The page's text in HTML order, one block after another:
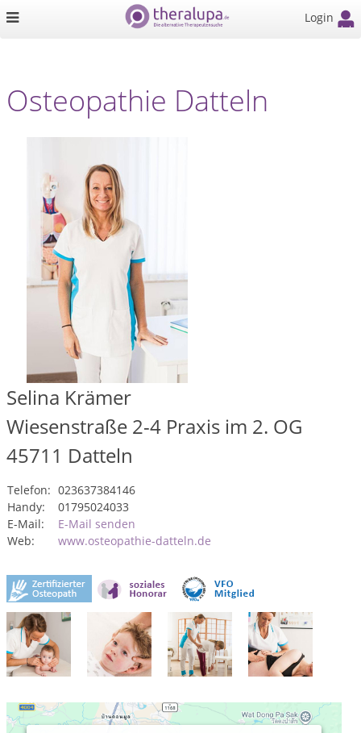
Login
Osteopathie Datteln
Selina Krämer
Wiesenstraße 2-4 Praxis im 2. OG
45711 Datteln
Telefon: 023637384146
Handy:
01795024033
E-Mail:
E-Mail senden
Web:
www.osteopathie-datteln.de